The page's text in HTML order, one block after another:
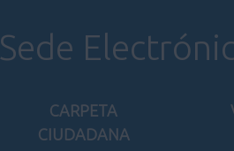
Sede
CARPETA
CIUDADANA